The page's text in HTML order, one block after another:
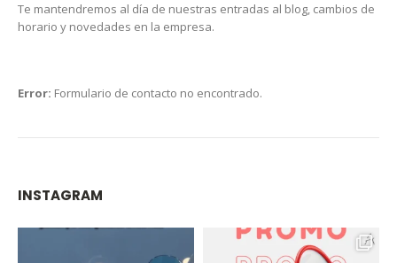
Te mantendremos al día de nuestras entradas al blog, cambios de
horario y novedades en la empresa.
Error: Formulario de contacto no encontrado.
INSTAGRAM